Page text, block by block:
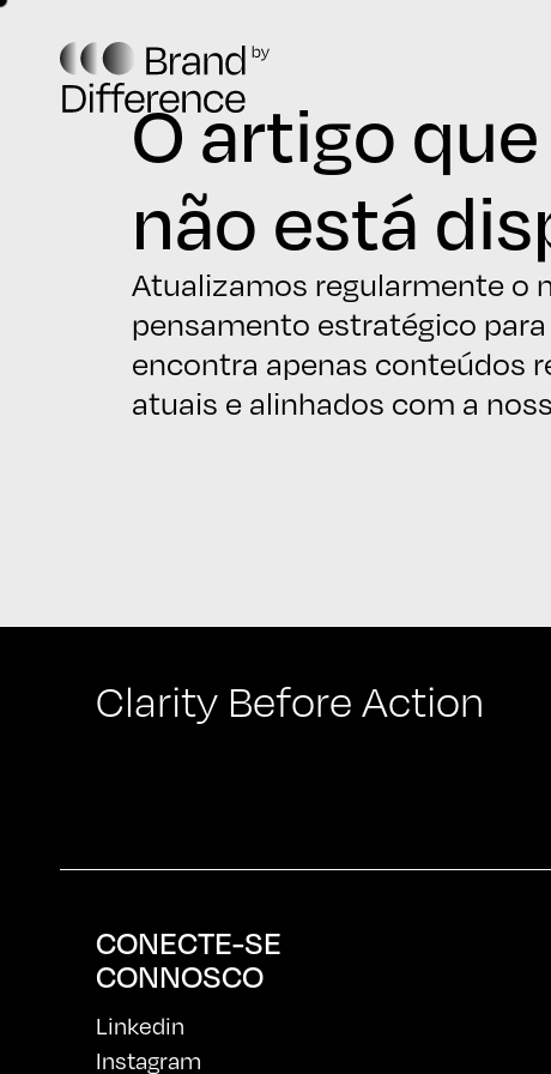
O artigo
não está
Atualizamos regularmente o
pensamento estratégico
encontra apenas conteúdos
atuais e alinhados com a
Clarity Before Action
CONECTE-SE
CONNOSCO
Linkedin
Instagram